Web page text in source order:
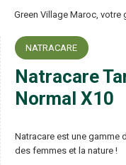
Green Village Maroc, votre
NATRACARE
Natracare
Normal X10
Natracare est une gamme
des femmes et la nature !